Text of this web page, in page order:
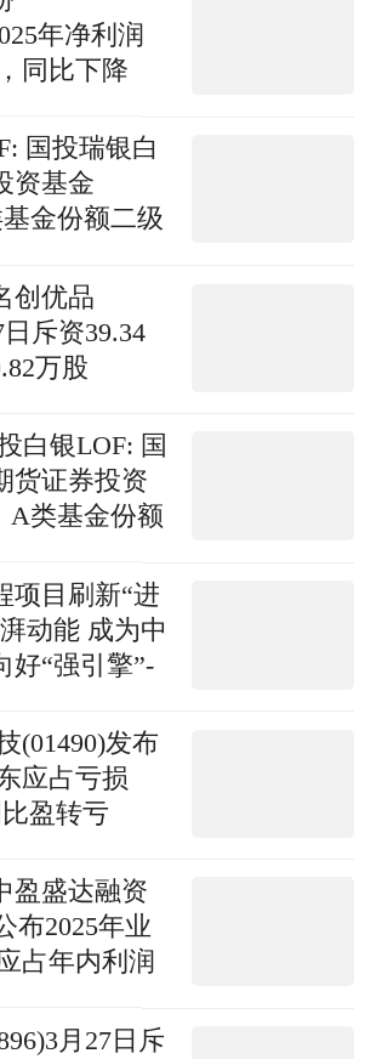
年净利润
同比下降
国投瑞银白
资基金
基金份额二级
新动态
创优品
日斥资39.34
万股
白银LOF: 国
货证券投资
A类基金份额
牌公告
项目刷新“进
动能 成为中
好“强引擎”-
(01490)发布
应占亏损
盈转亏
盈盛达融资
布2025年业
占年内利润
月27日斥